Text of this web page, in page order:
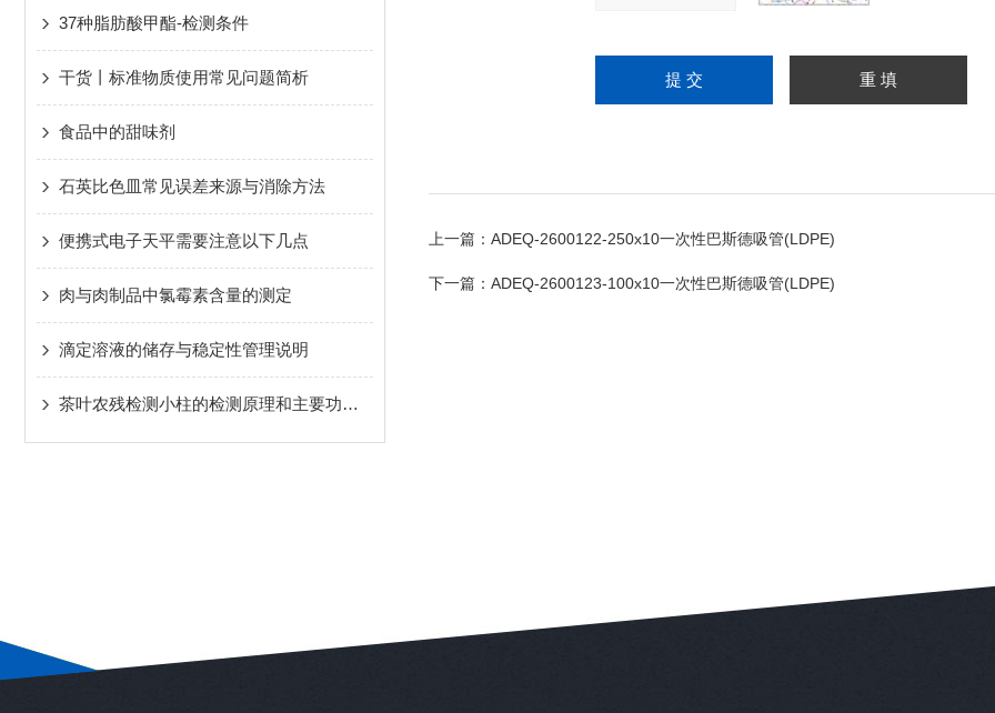
37种脂肪酸甲酯-检测条件
干货丨标准物质使用常见问题简析
食品中的甜味剂
石英比色皿常见误差来源与消除方法
便携式电子天平需要注意以下几点
肉与肉制品中氯霉素含量的测定
滴定溶液的储存与稳定性管理说明
茶叶农残检测小柱的检测原理和主要功能介绍
上一篇： ADEQ-2600122-250x10一次性巴斯德吸管(LDPE)
下一篇： ADEQ-2600123-100x10一次性巴斯德吸管(LDPE)